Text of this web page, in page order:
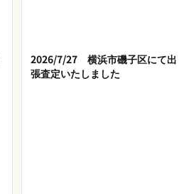
2026/7/27 横浜市磯子区にて出
張査定いたしました